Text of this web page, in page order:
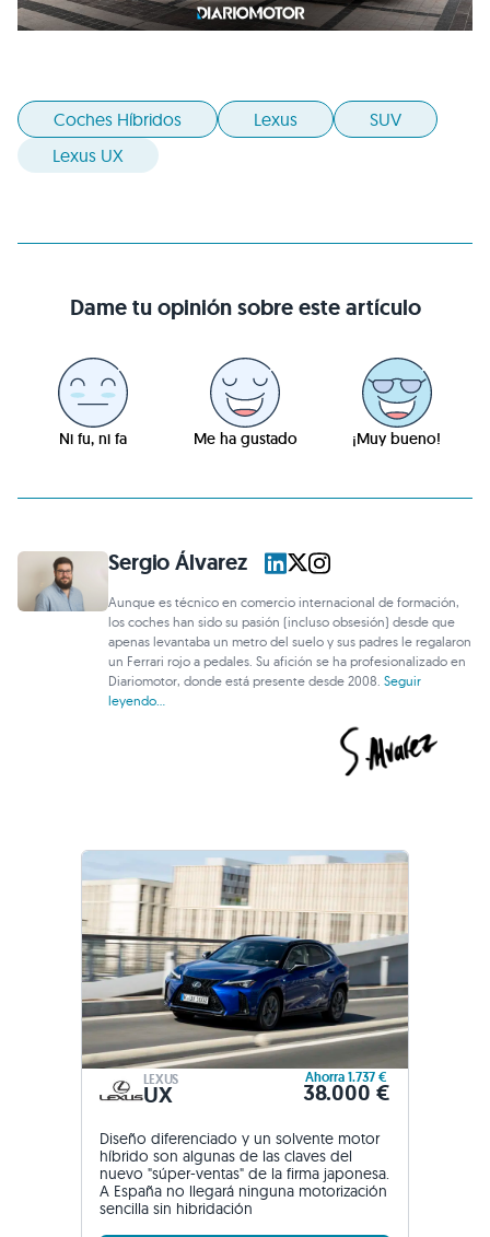
Coches Híbridos Lexus
SUV
Lexus UX
Dame tu opinión sobre este artículo
Ni fu, ni fa Me ha gustado ¡Muy bueno!
Sergio Álvarez
Aunque es técnico en comercio internacional de formación,
los coches han sido su pasión (incluso obsesión) desde que
apenas levantaba un metro del suelo y sus padres le regalaron
un Ferrari rojo a pedales. Su afición se ha profesionalizado en
Diariomotor, donde está presente desde 2008.Seguir
leyendo...
LEXUS
UX
Ahorra 1.737 €
38.000 €
Diseño diferenciado y un solvente motor
híbrido son algunas de las claves del
nuevo "súper-ventas" de la firma japonesa.
A España no llegará ninguna motorización
sencilla sin hibridación